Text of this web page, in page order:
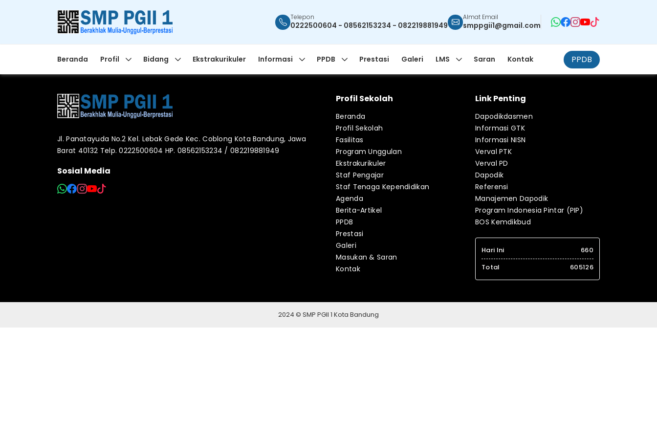
Telepon
0222500604 - 08562153234 - 082219881949
Almat Email
smppgii1@gmail.com
Beranda Profil Bidang Ekstrakurikuler Informasi PPDB Prestasi Galeri LMS Saran Kontak PPDB
Jl. Panatayuda No.2 Kel. Lebak Gede Kec. Coblong Kota Bandung, Jawa
Barat 40132 Telp. 0222500604 HP. 08562153234 / 082219881949
Sosial Media
Profil Sekolah
Beranda
Profil Sekolah
Fasilitas
Program Unggulan
Ekstrakurikuler
Staf Pengajar
Staf Tenaga Kependidikan
Agenda
Berita-Artikel
PPDB
Prestasi
Galeri
Masukan & Saran
Kontak
Link Penting
Dapodikdasmen
Informasi GTK
Informasi NISN
Verval PTK
Verval PD
Dapodik
Referensi
Manajemen Dapodik
Program Indonesia Pintar (PIP)
BOS Kemdikbud
Hari Ini
660
Total
605126
2024 © SMP PGII 1 Kota Bandung